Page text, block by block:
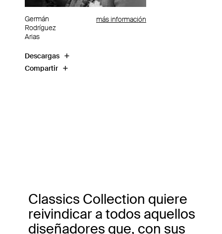
Germán
Rodríguez
Arias
más información
Descargas
Compartir
Classics Collection quiere
reivindicar a todos aquellos
diseñadores que, con sus